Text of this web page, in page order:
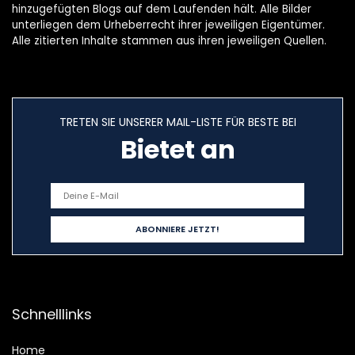
hinzugefügten Blogs auf dem Laufenden hält. Alle Bilder
unterliegen dem Urheberrecht ihrer jeweiligen Eigentümer.
Alle zitierten Inhalte stammen aus ihren jeweiligen Quellen.
TRETEN SIE UNSERER MAIL-LISTE FÜR BESTE BEI
Bietet an
Schnelllinks
Home